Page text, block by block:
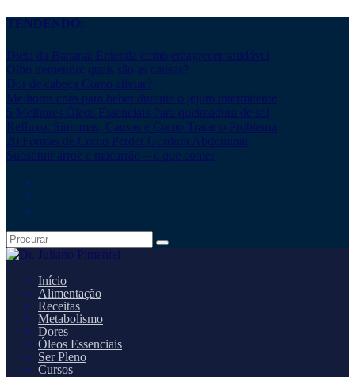
TENDENDO:
Dieta da Banana: Entenda como emagrecer saudável
Olho tremendo: quais são as causas?
Dor de cabeça Como aliviar?
Melhores chás para beber durante o jejum intermitente
5 Melhores Óleos Essenciais Para queimadura de sol
Refluxo: Sintomas, Causas e Como Tratar o Problema
20 Formas de Como Perder Gordura Abdominal
Substituir arroz e macarrão – o que comer
Início
Alimentação
Receitas
Metabolismo
Dores
Óleos Essenciais
Ser Pleno
Cursos